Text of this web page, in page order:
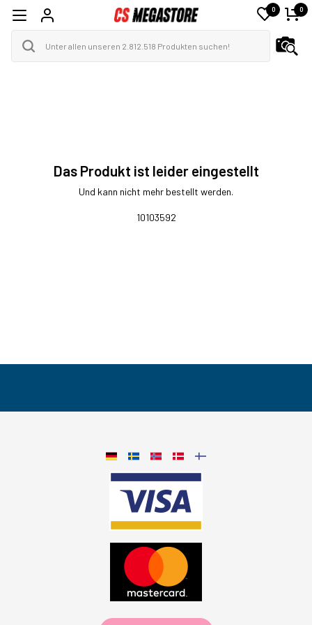
0 0
Das Produkt ist leider eingestellt
Und kann nicht mehr bestellt werden.
10103592